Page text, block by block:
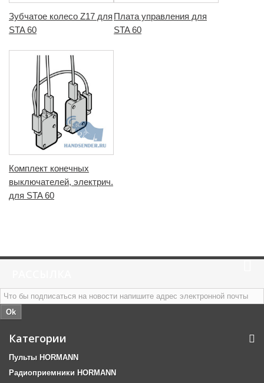
Зубчатое колесо Z17 для
STA 60
Плата управления для
STA 60
Комплект конечных
выключателей, электрич.
для STA 60
Ok
Категории
Пульты HORMANN
Радиоприемники HORMANN